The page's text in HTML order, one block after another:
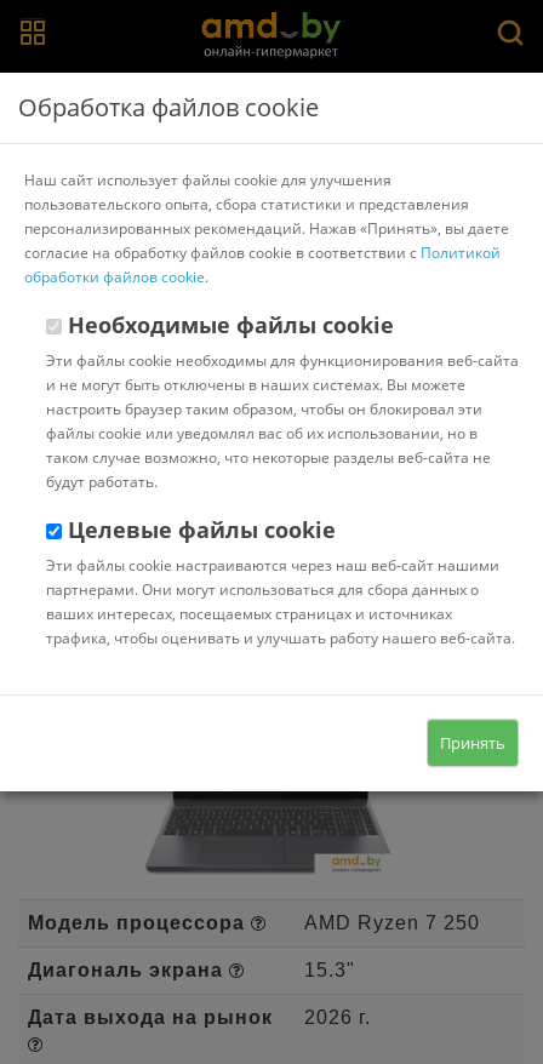
Лучшие ноутбуки Lenovo
особое место, превосходство которого
ощущается во всех сферах – от бизнеса до
развлечений. Ноутбуки этого бренда не только
отличаются высоким качеством сборки и
надежностью, но и предлагают широкий выбор
моделей, соответствующих потребностям самых
разнообразных пользователей. В этой статье мы
рассмотрим лучшие ноутбуки Lenovo, исследуя
их особенности, возможности и технические
характеристики, чтобы помочь вам выбрать
идеальное устройство, отвечающее вашим
Ноутбук Lenovo IdeaPad Slim 3
15IRH10 83K10032RK
Модель процессора AMD Ryzen 7 250
Диагональ экрана 15.3"
Дата выхода на рынок 2026 г.
Обработка файлов cookie
Наш сайт использует файлы cookie для улучшения
пользовательского опыта, сбора статистики и представления
персонализированных рекомендаций. Нажав «Принять», вы даете
согласие на обработку файлов cookie в соответствии с Политикой
обработки файлов cookie.
Необходимые файлы cookie
Эти файлы cookie необходимы для функционирования веб-сайта
и не могут быть отключены в наших системах. Вы можете
настроить браузер таким образом, чтобы он блокировал эти
файлы cookie или уведомлял вас об их использовании, но в
таком случае возможно, что некоторые разделы веб-сайта не
будут работать.
Целевые файлы cookie
Эти файлы cookie настраиваются через наш веб-сайт нашими
партнерами. Они могут использоваться для сбора данных о
ваших интересах, посещаемых страницах и источниках
трафика, чтобы оценивать и улучшать работу нашего веб-сайта.
Принять